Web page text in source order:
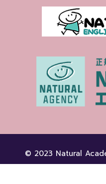
© 2023 Natural